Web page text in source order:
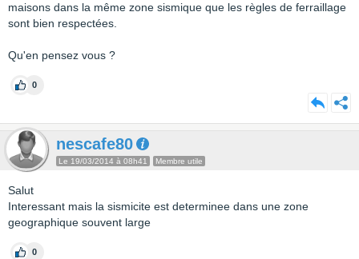
maisons dans la même zone sismique que les règles de ferraillage
sont bien respectées.
Qu'en pensez vous ?
0
nescafe80
Le 19/03/2014 à 08h41 Membre utile
Salut
Interessant mais la sismicite est determinee dans une zone
geographique souvent large
0